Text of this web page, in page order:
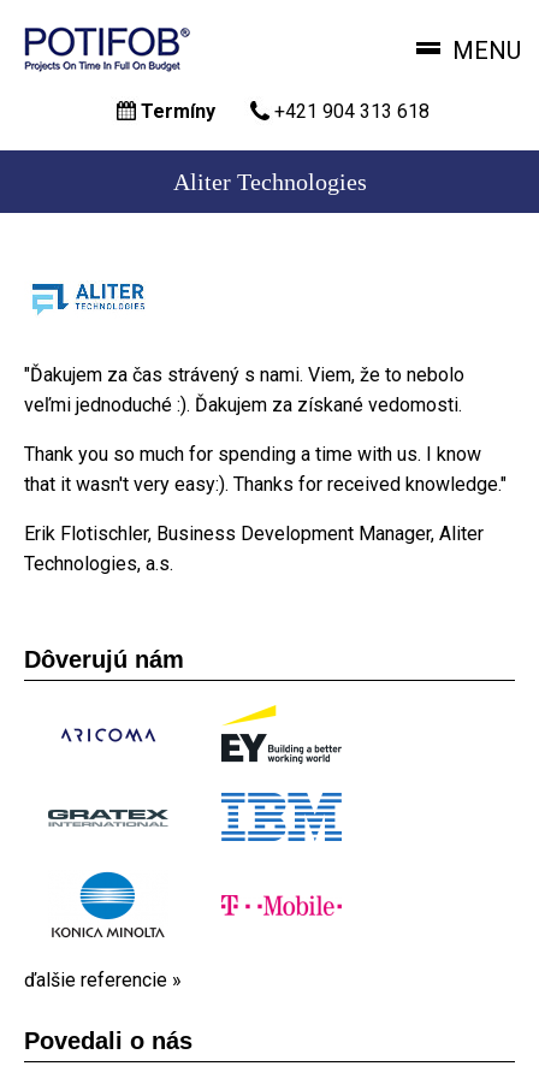
hlavný
MENU
Termíny +421 904 313 618
Aliter Technologies
"Ďakujem za čas strávený s nami. Viem, že to nebolo
veľmi jednoduché :). Ďakujem za získané vedomosti.
Thank you so much for spending a time with us. I know
that it wasn't very easy:). Thanks for received knowledge."
Erik Flotischler, Business Development Manager, Aliter
Technologies, a.s.
Dôverujú nám
ďalšie referencie »
Povedali o nás